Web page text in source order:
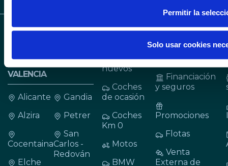
Permitir la
Solo usar cookies
ALICANTE Y
VALENCIA
Alicante
Alzira
Cocentaina
Elche
Gandia
Petrer
San
Carlos -
Redován
Coches
nuevos
Coches
de ocasión
Coches
Km 0
Motos
BMW
Cita taller
Financiación
y seguros
Promociones
Flotas
Venta
Externa de